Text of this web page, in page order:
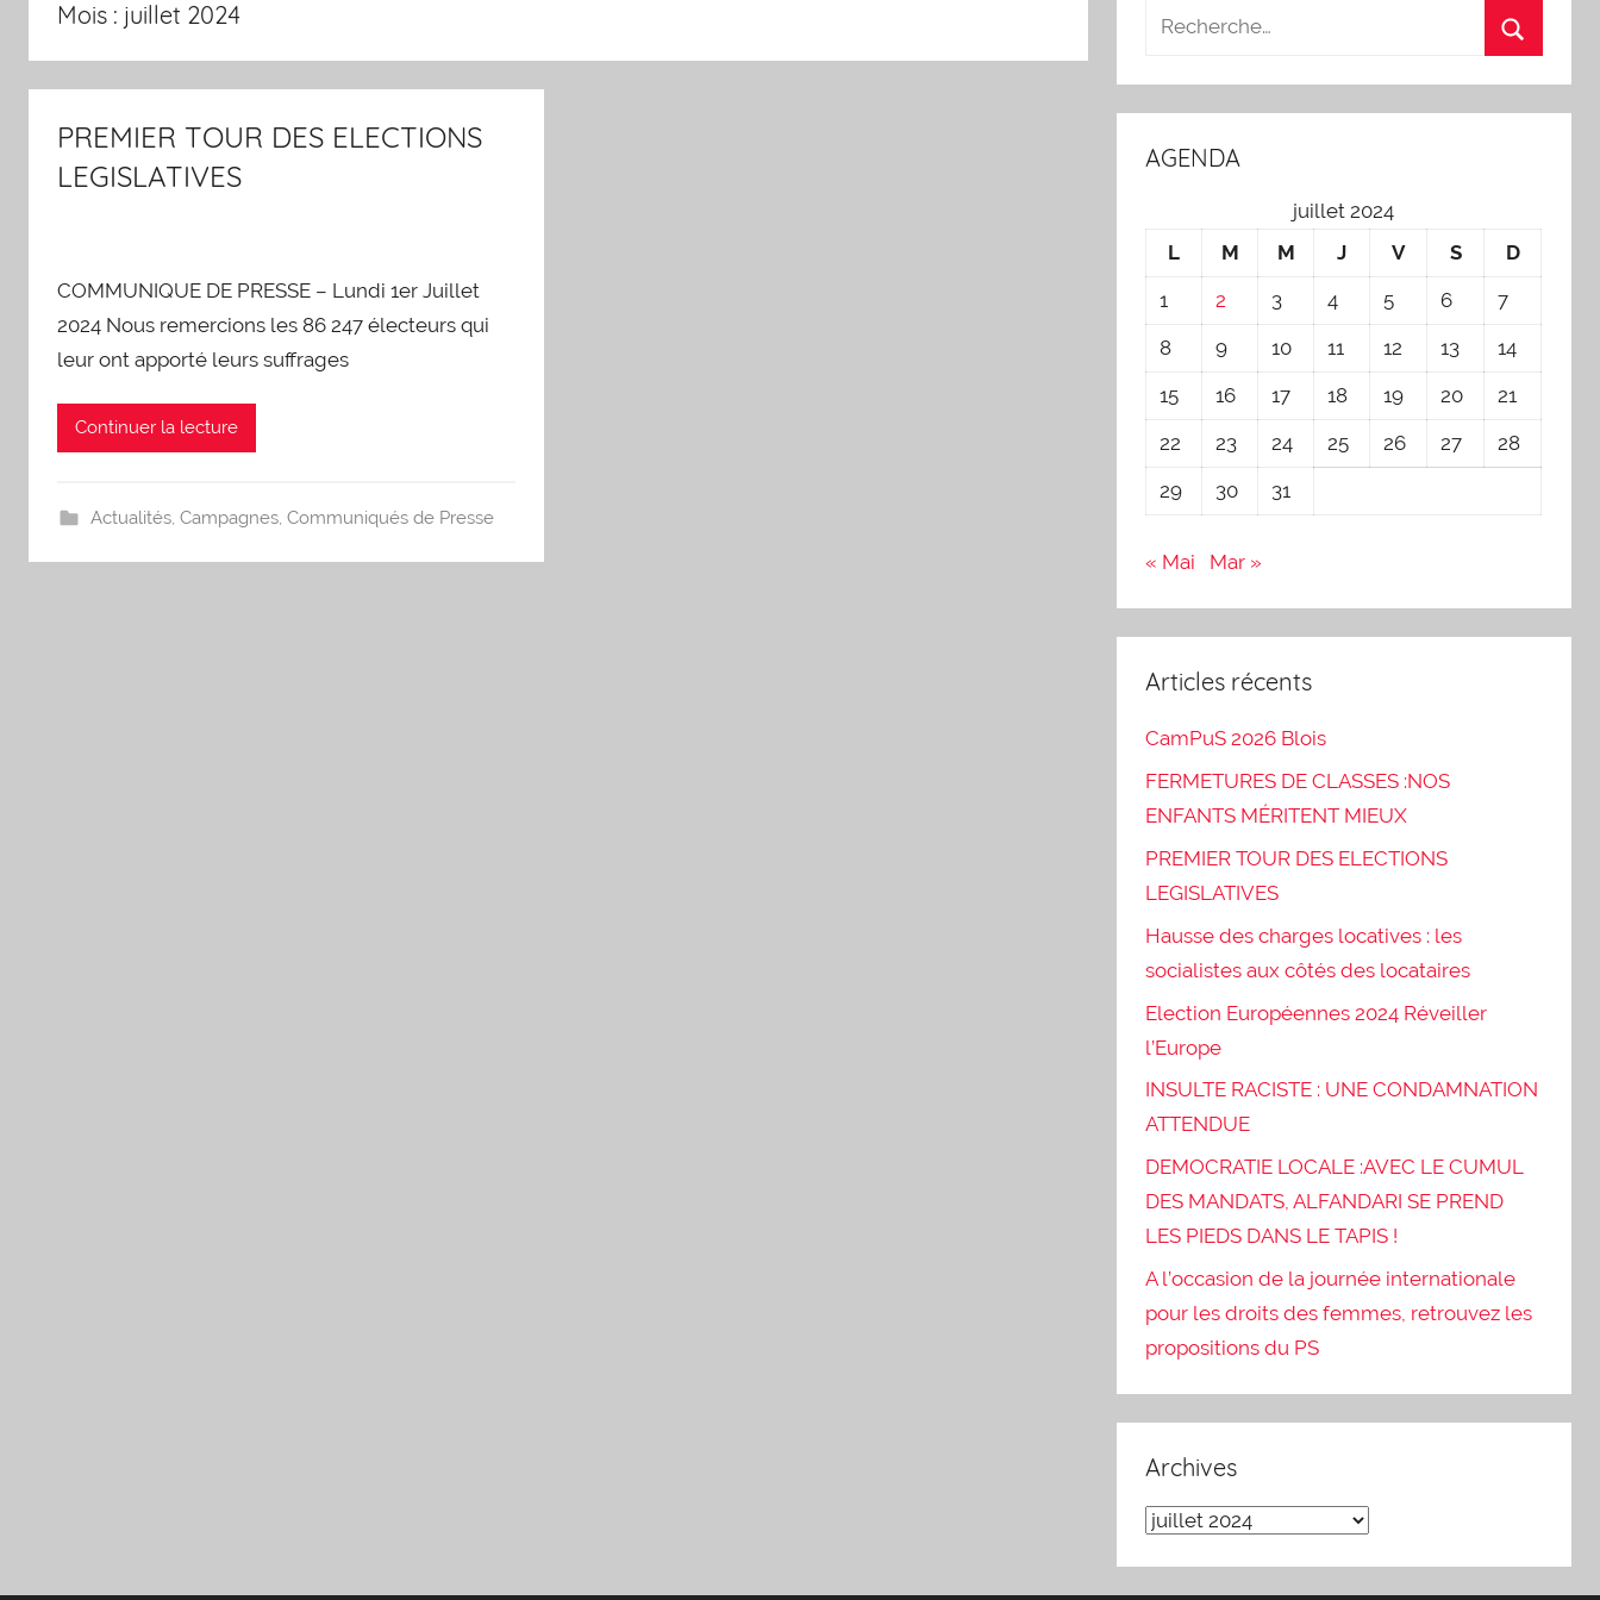
écologique
!
Mois : juillet 2024
PREMIER TOUR DES ELECTIONS
LEGISLATIVES
COMMUNIQUE DE PRESSE – Lundi 1er Juillet
2024 Nous remercions les 86 247 électeurs qui
leur ont apporté leurs suffrages
Continuer la lecture
Actualités, Campagnes, Communiqués de Presse
AGENDA
juillet 2024
L
M M J V S
D
1
2 3 4 5 6
7
8
9 10 11 12 13
14
15
16 17 18 19 20
21
22
23 24 25 26 27
28
29
30 31
« Mai Mar »
Articles récents
CamPuS 2026 Blois
FERMETURES DE CLASSES :NOS
ENFANTS MÉRITENT MIEUX
PREMIER TOUR DES ELECTIONS
LEGISLATIVES
Hausse des charges locatives : les
socialistes aux côtés des locataires
Election Européennes 2024 Réveiller
l’Europe
INSULTE RACISTE : UNE CONDAMNATION
ATTENDUE
DEMOCRATIE LOCALE :AVEC LE CUMUL
DES MANDATS, ALFANDARI SE PREND
LES PIEDS DANS LE TAPIS !
A l’occasion de la journée internationale
pour les droits des femmes, retrouvez les
propositions du PS
Archives
Archives